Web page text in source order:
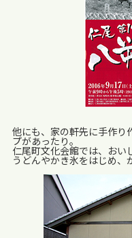
他にも、家の軒先に手作り
プがあったり。
仁尾町文化会館では、おい
うどんやかき氷をはじめ、